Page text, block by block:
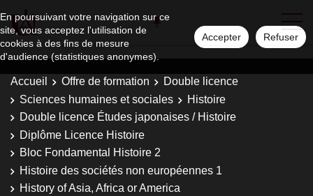
En poursuivant votre navigation sur ce
site, vous acceptez l'utilisation de
cookies à des fins de mesure
d'audience (statistiques anonymes).
Accepter Refuser
Accueil Offre de formation
Double licence
Sciences humaines et sociales
Histoire
Double licence Études japonaises / Histoire
Diplôme Licence Histoire
Bloc Fondamental Histoire 2
Histoire des sociétés non européennes 1
History of Asia, Africa or America